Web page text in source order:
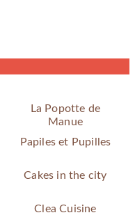
La Popotte de
Manue
Papiles et Pupilles
Cakes in the city
Clea Cuisine